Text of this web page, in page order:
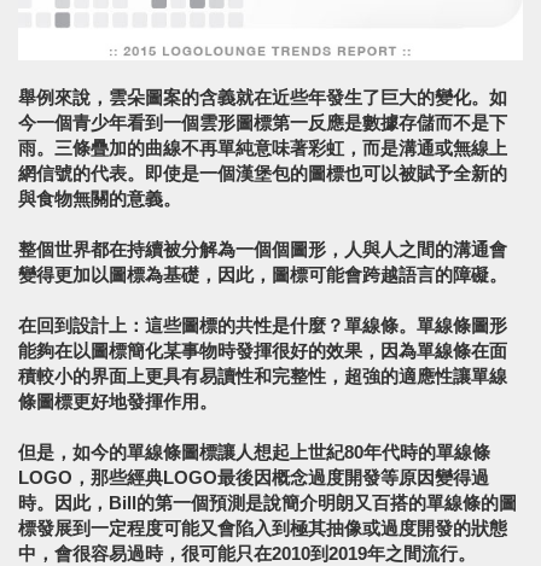
舉例來說，雲朵圖案的含義就在近些年發生了巨大的變化。如
今一個青少年看到一個雲形圖標第一反應是數據存儲而不是下
雨。三條疊加的曲線不再單純意味著彩虹，而是溝通或無線上
網信號的代表。即使是一個漢堡包的圖標也可以被賦予全新的
與食物無關的意義。
整個世界都在持續被分解為一個個圖形，人與人之間的溝通會
變得更加以圖標為基礎，因此，圖標可能會跨越語言的障礙。
在回到設計上：這些圖標的共性是什麼？單線條。單線條圖形
能夠在以圖標簡化某事物時發揮很好的效果，因為單線條在面
積較小的界面上更具有易讀性和完整性，超強的適應性讓單線
條圖標更好地發揮作用。
但是，如今的單線條圖標讓人想起上世紀80年代時的單線條
LOGO，那些經典LOGO最後因概念過度開發等原因變得過
時。因此，Bill的第一個預測是說簡介明朗又百搭的單線條的圖
標發展到一定程度可能又會陷入到極其抽像或過度開發的狀態
中，會很容易過時，很可能只在2010到2019年之間流行。